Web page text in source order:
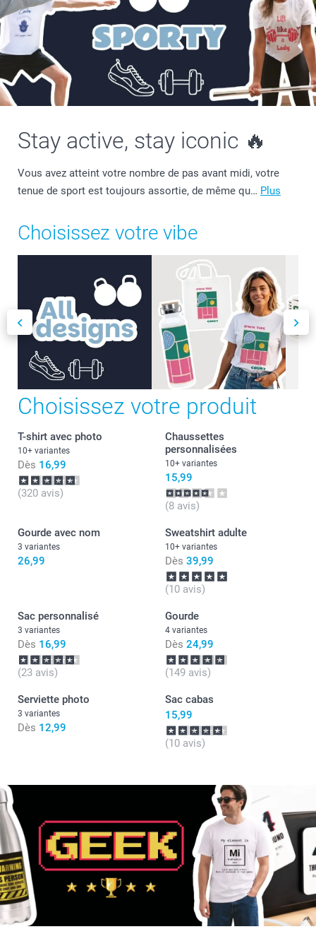
Stay active, stay iconic 🔥
Vous avez atteint votre nombre de pas avant midi, votre
tenue de sport est toujours assortie, de même qu… Plus
Choisissez votre vibe
Choisissez votre produit
T-shirt avec photo
10+ variantes
Dès 16,99
(320 avis)
Chaussettes
personnalisées
10+ variantes
15,99
(8 avis)
Gourde avec nom
3 variantes
26,99
Sweatshirt adulte
10+ variantes
Dès 39,99
(10 avis)
Sac personnalisé
3 variantes
Dès 16,99
(23 avis)
Gourde
4 variantes
Dès 24,99
(149 avis)
Serviette photo
3 variantes
Dès 12,99
Sac cabas
15,99
(10 avis)